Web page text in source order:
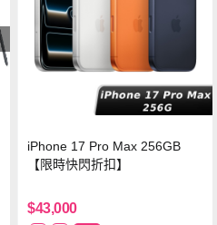
iPhone 17 Pro Max 256GB
【限時快閃折扣】
$43,000